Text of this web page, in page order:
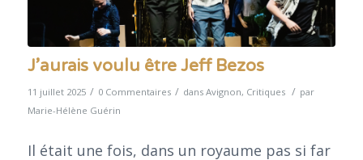
J’aurais voulu être Jeff Bezos
11 juillet 2025 / 0 Commentaires / dans Avignon, Critiques / par
Marie-Hélène Guérin
Il était une fois, dans un royaume pas si far